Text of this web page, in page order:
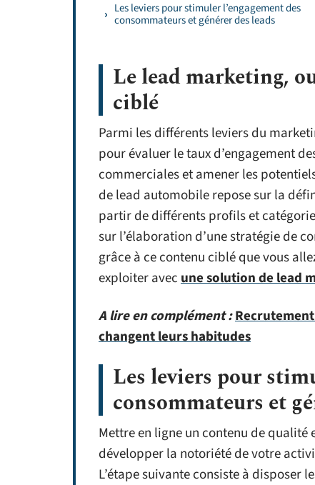
Les leviers pour stimuler l’engagement des
consommateurs et générer des leads
Le lead marketing,
ciblé
Parmi les différents leviers du
pour évaluer le taux d’engagement
commerciales et amener les
de lead automobile repose sur la
partir de différents profils et
sur l’élaboration d’une stratégie de
grâce à ce contenu ciblé que vous
exploiter avecune solution de lead
A lire en complément :
changent leurs habitudes
Les leviers pour
consommateurs et
Mettre en ligne un contenu de
développer la notoriété de votre
L’étape suivante consiste à disposer